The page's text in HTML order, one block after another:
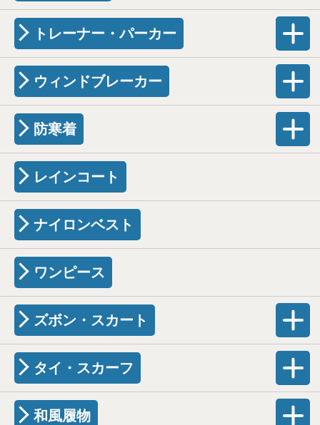
トレーナー・パーカー
ウィンドブレーカー
防寒着
レインコート
ナイロンベスト
ワンピース
ズボン・スカート
タイ・スカーフ
和風履物